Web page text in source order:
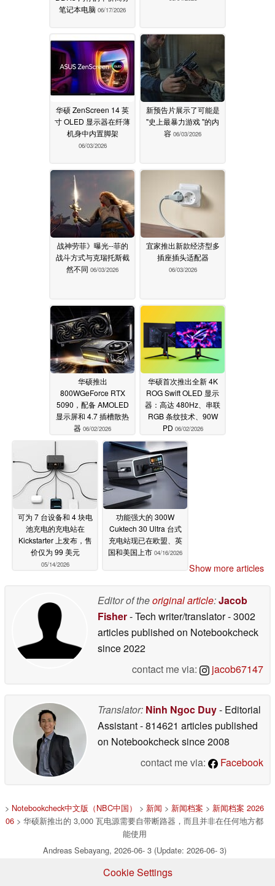
笔记本电脑 06/17/2026
华硕 ZenScreen 14 英
寸 OLED 显示器在纤薄
机身中内置脚架
06/03/2026
新预告片展示了可能是
"史上最暴力游戏 "的内
容 06/03/2026
战神劳菲》曝光--菲的
战斗方式与克瑞托斯截
然不同 06/03/2026
宜家推出新款经济型多
插座插头适配器
06/03/2026
华硕推出
800WGeForce RTX
5090，配备 AMOLED
显示屏和 4.7 插槽散热
器 06/02/2026
华硕首次推出全新 4K
ROG Swift OLED 显示
器：高达 480Hz、串联
RGB 条纹技术、90W
PD 06/02/2026
可为 7 台设备和 4 块电
池充电的充电站在
Kickstarter 上发布，售
价仅为 99 美元
05/14/2026
功能强大的 300W
Cuktech 30 Ultra 台式
充电站现已在欧盟、英
国和美国上市 04/16/2026
Show more articles
Editor of theoriginal article:Jacob
Fisher- Tech writer/translator- 3002
articles published on Notebookcheck
since 2022
contact me via:
jacob67147
Translator: Ninh Ngoc Duy- Editorial
Assistant- 814621 articles published
on Notebookchecksince 2008
contact me via:
Facebook
> Notebookcheck中文版（NBC中国） > 新闻 > 新闻档案 > 新闻档案 2026
06 > 华硕新推出的 3,000 瓦电源需要自带断路器，而且并非在任何地方都
能使用
Andreas Sebayang, 2026-06- 3 (Update: 2026-06- 3)
Cookie Settings